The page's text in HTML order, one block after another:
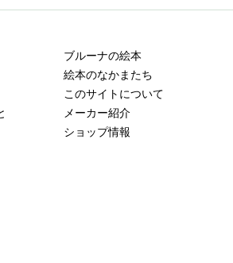
ブルーナの絵本
絵本のなかまたち
このサイトについて
メーカー紹介
ショップ情報